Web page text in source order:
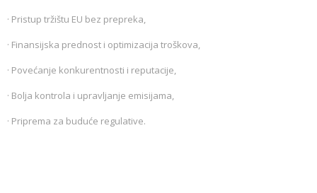
· Pristup tržištu EU bez prepreka,
· Finansijska prednost i optimizacija troškova,
· Povećanje konkurentnosti i reputacije,
· Bolja kontrola i upravljanje emisijama,
· Priprema za buduće regulative.